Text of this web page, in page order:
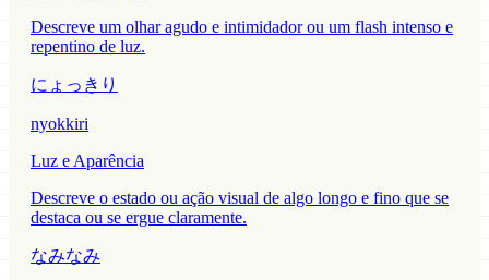
Descreve um olhar agudo e intimidador ou um flash intenso e
repentino de luz.
にょっきり
nyokkiri
Luz e Aparência
Descreve o estado ou ação visual de algo longo e fino que se
destaca ou se ergue claramente.
なみなみ